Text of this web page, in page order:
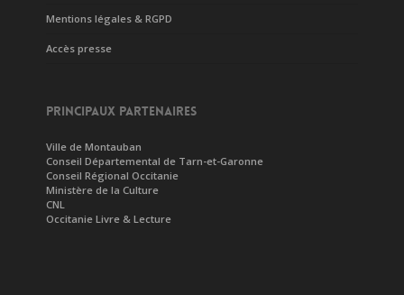
Mentions légales & RGPD
Accès presse
PRINCIPAUX PARTENAIRES
Ville de Montauban
Conseil Départemental de Tarn-et-Garonne
Conseil Régional Occitanie
Ministère de la Culture
CNL
Occitanie Livre & Lecture